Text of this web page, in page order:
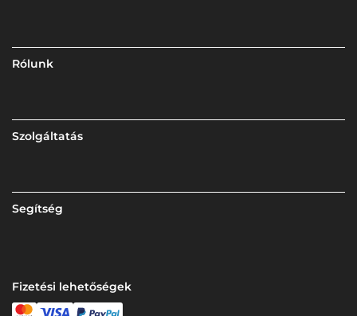
Rólunk
Szolgáltatás
Segítség
Fizetési lehetőségek